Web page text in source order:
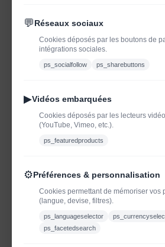
💬Réseaux sociaux
Cookies déposés par les boutons de
intégrations sociales.
ps_socialfollow ps_sharebuttons
▶Vidéos embarquées
Cookies déposés par les lecteurs
(YouTube, Vimeo, etc.).
ps_featuredproducts
⚙Préférences & personnalisation
Cookies permettant de mémoriser vos
(langue, devise, filtres).
ps_languageselector
ps_facetedsearch